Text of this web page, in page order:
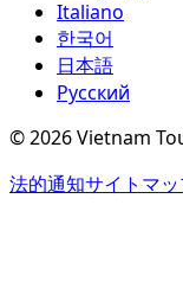
Italiano
한국어
日本語
Русский
©2026Vietnam
法的通知サイトマ